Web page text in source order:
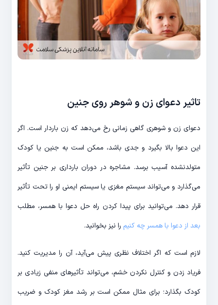
تاثیر دعوای زن و شوهر روی جنین
دعوای زن و شوهری گاهی زمانی رخ می‌دهد که زن باردار است. اگر
این دعوا بالا بگیرد و جدی باشد، ممکن است به جنین یا کودک
متولدنشده آسیب برسد. مشاجره در دوران بارداری بر جنین تأثیر
می‌گذارد و می‌تواند سیستم مغزی یا سیستم ایمنی او را تحت تأثیر
قرار دهد. می‌توانید برای پیدا کردن راه حل دعوا با همسر، مطلب
بعد از دعوا با همسر چه کنیم را نیز بخوانید.
لازم است که اگر اختلاف نظری پیش می‌آید، آن را مدیریت کنید.
فریاد زدن و کنترل نکردن خشم، می‌تواند تأثیرهای منفی زیادی بر
کودک بگذارد؛ برای مثال ممکن است بر رشد مغز کودک و ضریب